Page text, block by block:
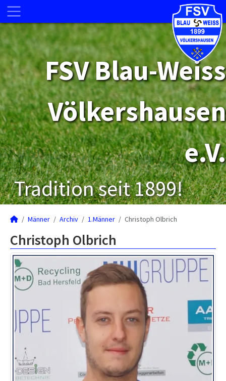
FSV Blau-Weiss
Völkershausen
e.V.
Tradition seit 1899!
Männer Archiv 1.Männer Christoph Olbrich
Christoph Olbrich